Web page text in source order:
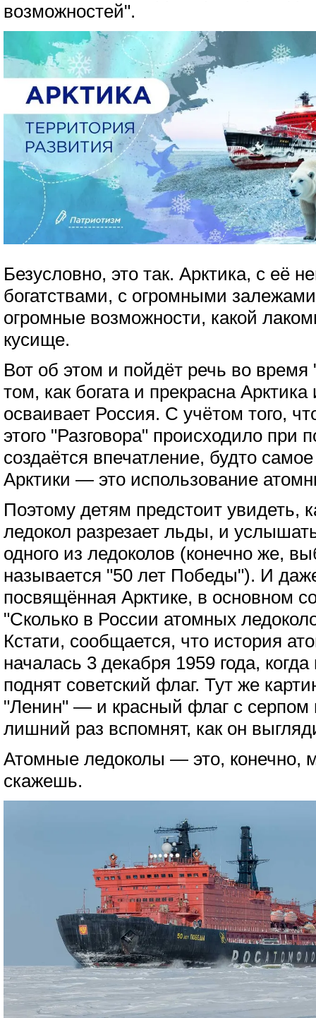
возможностей".
Безусловно, это так. Арктика, с её
богатствами, с огромными
огромные возможности, какой
кусище.
Вот об этом и пойдёт речь во
том, как богата и прекрасна
осваивает Россия. С учётом того,
этого "Разговора" происходило при
создаётся впечатление, будто
Арктики — это использование
Поэтому детям предстоит увидеть,
ледокол разрезает льды, и
одного из ледоколов (конечно же,
называется "50 лет Победы"). И
посвящённая Арктике, в основном
"Сколько в России атомных
Кстати, сообщается, что история
началась 3 декабря 1959 года,
поднят советский флаг. Тут же
"Ленин" — и красный флаг с серпом
лишний раз вспомнят, как он
Атомные ледоколы — это, конечно,
скажешь.